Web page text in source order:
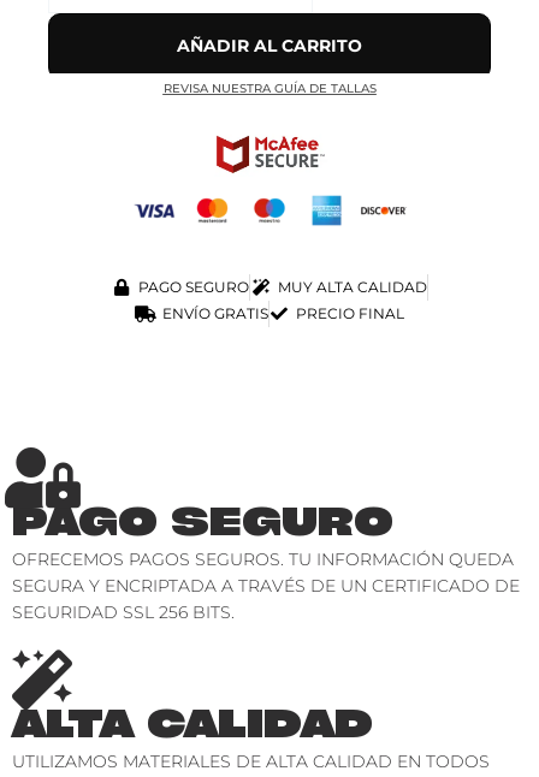
AÑADIR AL CARRITO
REVISA NUESTRA GUÍA DE TALLAS
PAGO SEGURO
MUY ALTA CALIDAD
ENVÍO GRATIS
PRECIO FINAL
PAGO SEGURO
OFRECEMOS PAGOS SEGUROS. TU INFORMACIÓN QUEDA
SEGURA Y ENCRIPTADA A TRAVÉS DE UN CERTIFICADO DE
SEGURIDAD SSL 256 BITS.
ALTA CALIDAD
UTILIZAMOS MATERIALES DE ALTA CALIDAD EN TODOS